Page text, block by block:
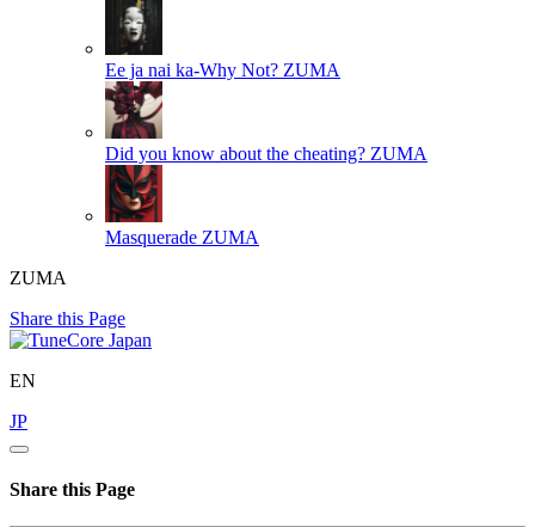
Ee ja nai ka-Why Not? ZUMA
Did you know about the cheating? ZUMA
Masquerade ZUMA
ZUMA
Share this Page
EN
JP
Share this Page